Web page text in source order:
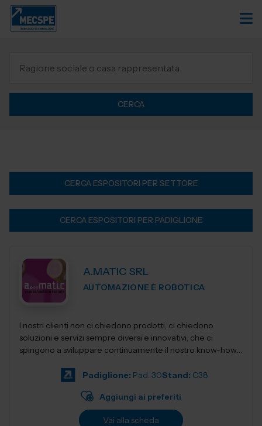
CERCA
CERCA ESPOSITORI PER SETTORE
CERCA ESPOSITORI PER PADIGLIONE
A.MATIC SRL
AUTOMAZIONE E ROBOTICA
I nostri clienti non ci chiedono prodotti, ci chiedono
soluzioni e servizi sempre diversi e innovativi, che ci
spingono a sviluppare continuamente il nostro know-how,
Padiglione: Pad. 30Stand: C38
Aggiungi ai preferiti
Vai alla scheda